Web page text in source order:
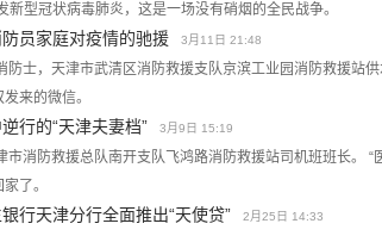
型冠状病毒肺炎，这是一场没有硝烟的全民战争。
防员家庭对疫情的驰援 3月11日 21:48
防士，天津市武清区消防救援支队京滨工业园消防救援站
来的微信。
行的“天津夫妻档” 3月9日 15:19
市消防救援总队南开支队飞鸿路消防救援站司机班班长。 “
了。
行天津分行全面推出“天使贷” 2月25日 14:33